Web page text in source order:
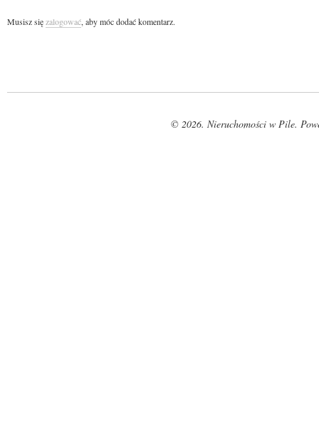
Musisz sięzalogować, aby móc dodać komentarz.
© 2026. Nieruchomości w Pile.